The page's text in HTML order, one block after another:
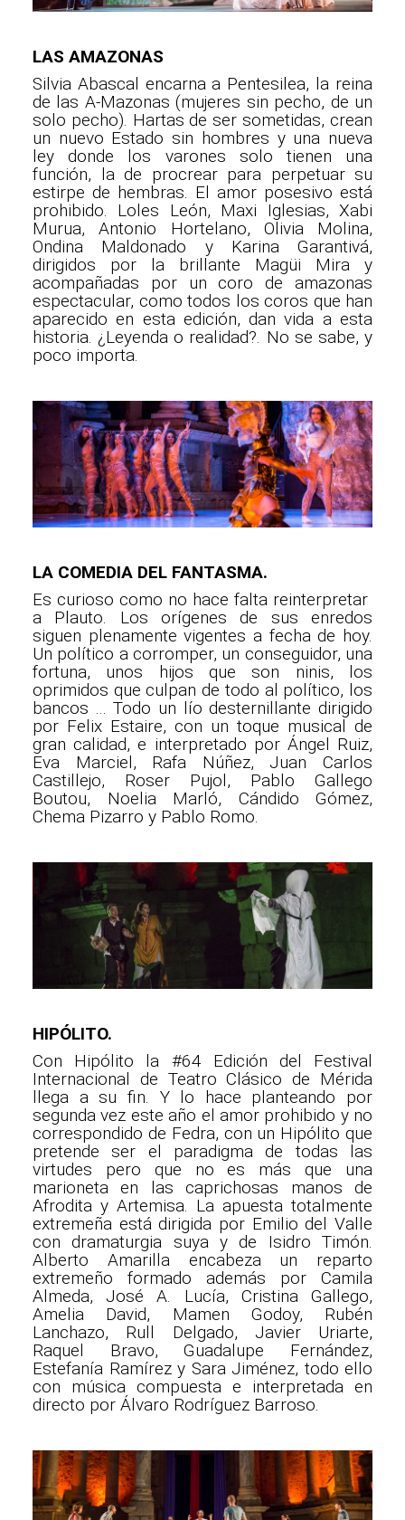
LAS AMAZONAS
Silvia Abascal encarna a Pentesilea, la reina
de las A-Mazonas (mujeres sin pecho, de un
solo pecho). Hartas de ser sometidas, crean
un nuevo Estado sin hombres y una nueva
ley donde los varones solo tienen una
función, la de procrear para perpetuar su
estirpe de hembras. El amor posesivo está
prohibido. Loles León, Maxi Iglesias, Xabi
Murua, Antonio Hortelano, Olivia Molina,
Ondina Maldonado y Karina Garantivá,
dirigidos por la brillante Magüi Mira y
acompañadas por un coro de amazonas
espectacular, como todos los coros que han
aparecido en esta edición, dan vida a esta
historia. ¿Leyenda o realidad?. No se sabe, y
poco importa.
LA COMEDIA DEL FANTASMA.
Es curioso como no hace falta reinterpretar
a Plauto. Los orígenes de sus enredos
siguen plenamente vigentes a fecha de hoy.
Un político a corromper, un conseguidor, una
fortuna, unos hijos que son ninis, los
oprimidos que culpan de todo al político, los
bancos ... Todo un lío desternillante dirigido
por Felix Estaire, con un toque musical de
gran calidad, e interpretado por Ángel Ruiz,
Eva Marciel, Rafa Núñez, Juan Carlos
Castillejo, Roser Pujol, Pablo Gallego
Boutou, Noelia Marló, Cándido Gómez,
Chema Pizarro y Pablo Romo.
HIPÓLITO.
Con Hipólito la #64 Edición del Festival
Internacional de Teatro Clásico de Mérida
llega a su fin. Y lo hace planteando por
segunda vez este año el amor prohibido y no
correspondido de Fedra, con un Hipólito que
pretende ser el paradigma de todas las
virtudes pero que no es más que una
marioneta en las caprichosas manos de
Afrodita y Artemisa. La apuesta totalmente
extremeña está dirigida por Emilio del Valle
con dramaturgia suya y de Isidro Timón.
Alberto Amarilla encabeza un reparto
extremeño formado además por Camila
Almeda, José A. Lucía, Cristina Gallego,
Amelia David, Mamen Godoy, Rubén
Lanchazo, Rull Delgado, Javier Uriarte,
Raquel Bravo, Guadalupe Fernández,
Estefanía Ramírez y Sara Jiménez, todo ello
con música compuesta e interpretada en
directo por Álvaro Rodríguez Barroso.